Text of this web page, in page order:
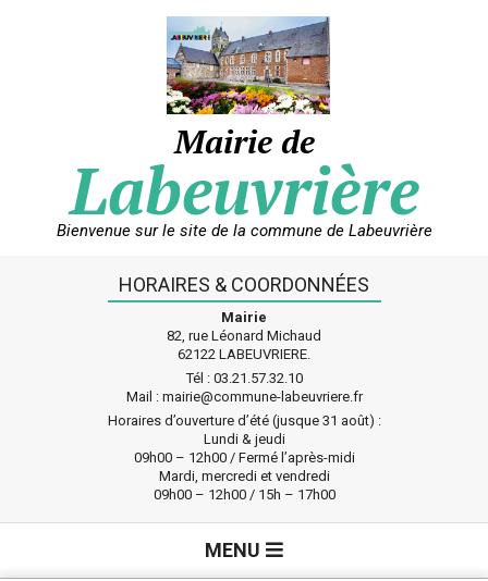
Mairie de
Labeuvrière
Bienvenue sur le site de la commune de Labeuvrière
HORAIRES & COORDONNÉES
Mairie
82, rue Léonard Michaud
62122 LABEUVRIERE.
Tél : 03.21.57.32.10
Mail : mairie@commune-labeuvriere.fr
Horaires d’ouverture d’été (jusque 31 août) :
Lundi & jeudi
09h00 – 12h00 / Fermé l’après-midi
Mardi, mercredi et vendredi
09h00 – 12h00 / 15h – 17h00
MENU